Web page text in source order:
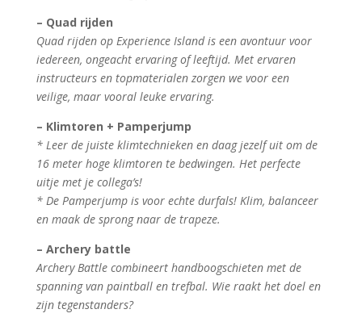
– Quad rijden
Quad rijden op Experience Island is een avontuur voor
iedereen, ongeacht ervaring of leeftijd. Met ervaren
instructeurs en topmaterialen zorgen we voor een
veilige, maar vooral leuke ervaring.
– Klimtoren + Pamperjump
* Leer de juiste klimtechnieken en daag jezelf uit om de
16 meter hoge klimtoren te bedwingen. Het perfecte
uitje met je collega’s!
* De Pamperjump is voor echte durfals! Klim, balanceer
en maak de sprong naar de trapeze.
– Archery battle
Archery Battle combineert handboogschieten met de
spanning van paintball en trefbal. Wie raakt het doel en
zijn tegenstanders?